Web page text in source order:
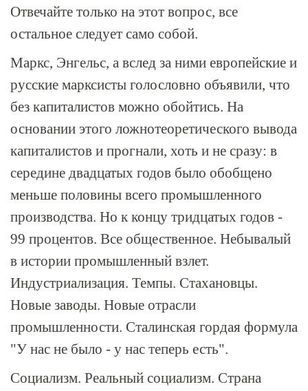
Отвечайте только на этот вопрос, все
остальное следует само собой.
Маркс, Энгельс, а вслед за ними европейские и
русские марксисты голословно объявили, что
без капиталистов можно обойтись. На
основании этого ложнотеоретического вывода
капиталистов и прогнали, хоть и не сразу: в
середине двадцатых годов было обобщено
меньше половины всего промышленного
производства. Но к концу тридцатых годов -
99 процентов. Все общественное. Небывалый
в истории промышленный взлет.
Индустриализация. Темпы. Стахановцы.
Новые заводы. Новые отрасли
промышленности. Сталинская гордая формула
"У нас не было - у нас теперь есть".
Социализм. Реальный социализм. Страна